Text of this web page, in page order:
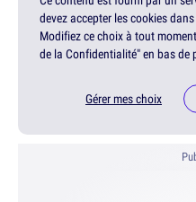
devez accepter les cookies
Modifiez ce choix à tout
de la Confidentialité" en bas de
Gérer mes choix